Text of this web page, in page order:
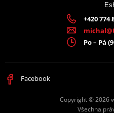
+420 774
Po – Pá
Facebook
Copyright © 2026
Všechna